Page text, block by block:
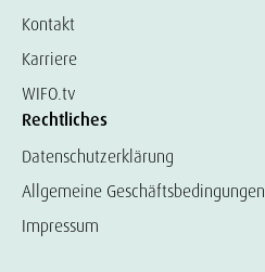
Kontakt
Karriere
WIFO.tv
Rechtliches
Datenschutzerklärung
Allgemeine Geschäftsbedingungen
Impressum